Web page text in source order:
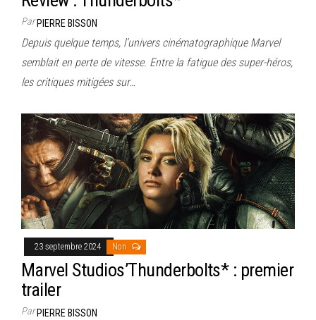
ParPIERRE BISSON
Depuis quelque temps, l’univers cinématographique Marvel
semblait en perte de vitesse. Entre la fatigue des super-héros,
les critiques mitigées sur…
23 septembre 2024 Non
Marvel Studios’Thunderbolts* : premier
trailer
ParPIERRE BISSON